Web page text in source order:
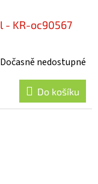
- KR-oc90567
Dočasně nedostupné
Do košíku